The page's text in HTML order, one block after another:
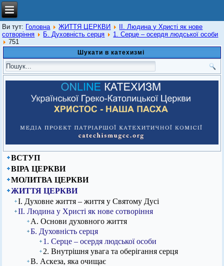
Ви тут: Головна ЖИТТЯ ЦЕРКВИ
ІІ. Людина у Христі як нове
сотворіння
Б. Духовність серця
1. Серце – осердя людської особи
751
Шукати в катехизмі
ВСТУП
ВІРА ЦЕРКВИ
МОЛИТВА ЦЕРКВИ
ЖИТТЯ ЦЕРКВИ
І. Духовне життя – життя у Святому Дусі
ІІ. Людина у Христі як нове сотворіння
А. Основи духовного життя
Б. Духовність серця
1. Серце – осердя людської особи
2. Внутрішня увага та оберігання серця
В. Аскеза, яка очищає